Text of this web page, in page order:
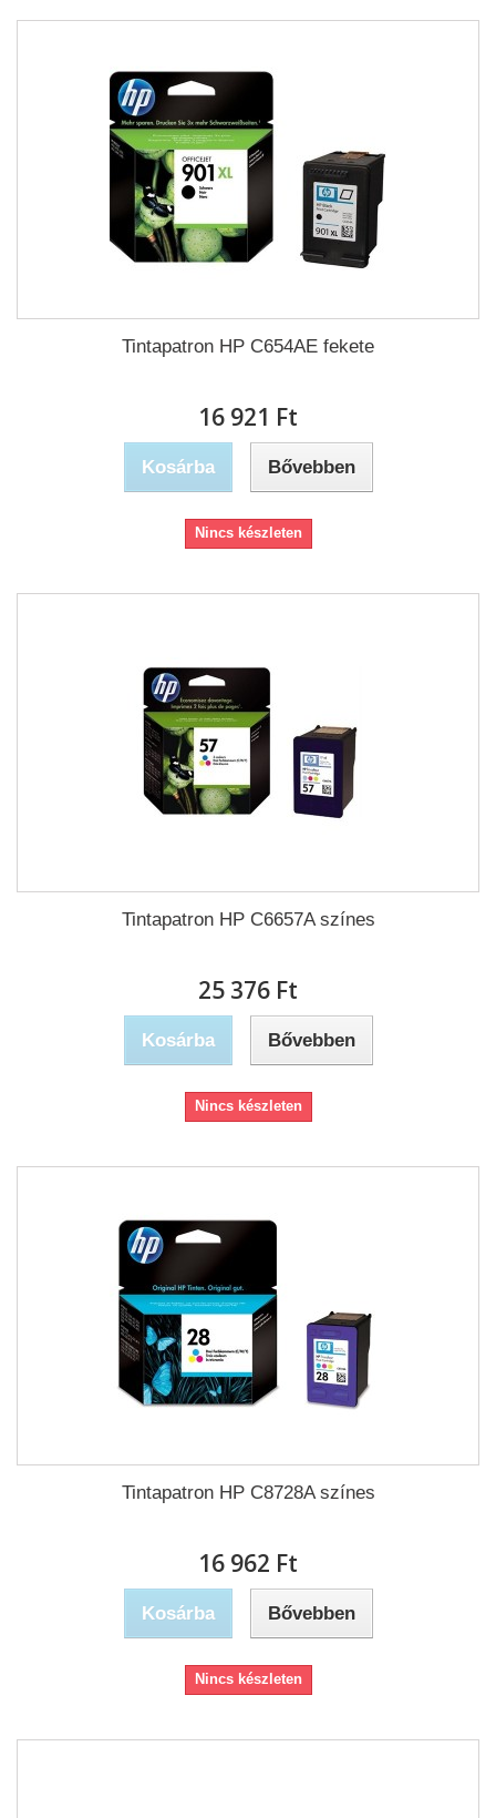
Tintapatron HP C654AE fekete
16 921 Ft‎
Kosárba Bővebben
Nincs készleten
Tintapatron HP C6657A színes
25 376 Ft‎
Kosárba Bővebben
Nincs készleten
Tintapatron HP C8728A színes
16 962 Ft‎
Kosárba Bővebben
Nincs készleten